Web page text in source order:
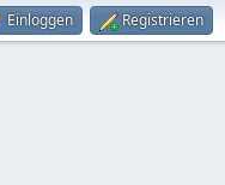
Einloggen Registrieren